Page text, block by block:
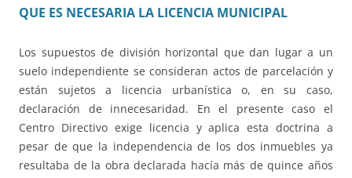
QUE ES NECESARIA LA LICENCIA MUNICIPAL
Los supuestos de división horizontal que dan lugar a un
suelo independiente se consideran actos de parcelación y
están sujetos a licencia urbanística o, en su caso,
declaración de innecesaridad. En el presente caso el
Centro Directivo exige licencia y aplica esta doctrina a
pesar de que la independencia de los dos inmuebles ya
resultaba de la obra declarada hacía más de quince años